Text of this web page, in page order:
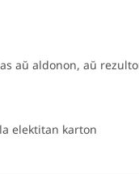
aŭ aldonon, aŭ
elektitan karton